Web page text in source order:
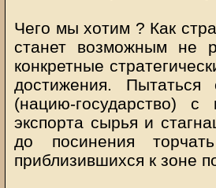
Чего мы хотим ? Как
станет возможным не
конкретные
достижения. Пытаться
(нацию-государство) с
экспорта сырья и
до посинения
приблизившихся к зоне